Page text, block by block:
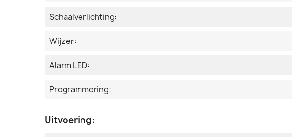
Schaalverlichting:
Wijzer:
Alarm LED:
Programmering:
Uitvoering: